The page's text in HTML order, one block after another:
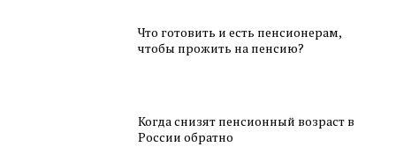
Что готовить и есть пенсионерам,
чтобы прожить на пенсию?
Когда снизят пенсионный возраст в
России обратно